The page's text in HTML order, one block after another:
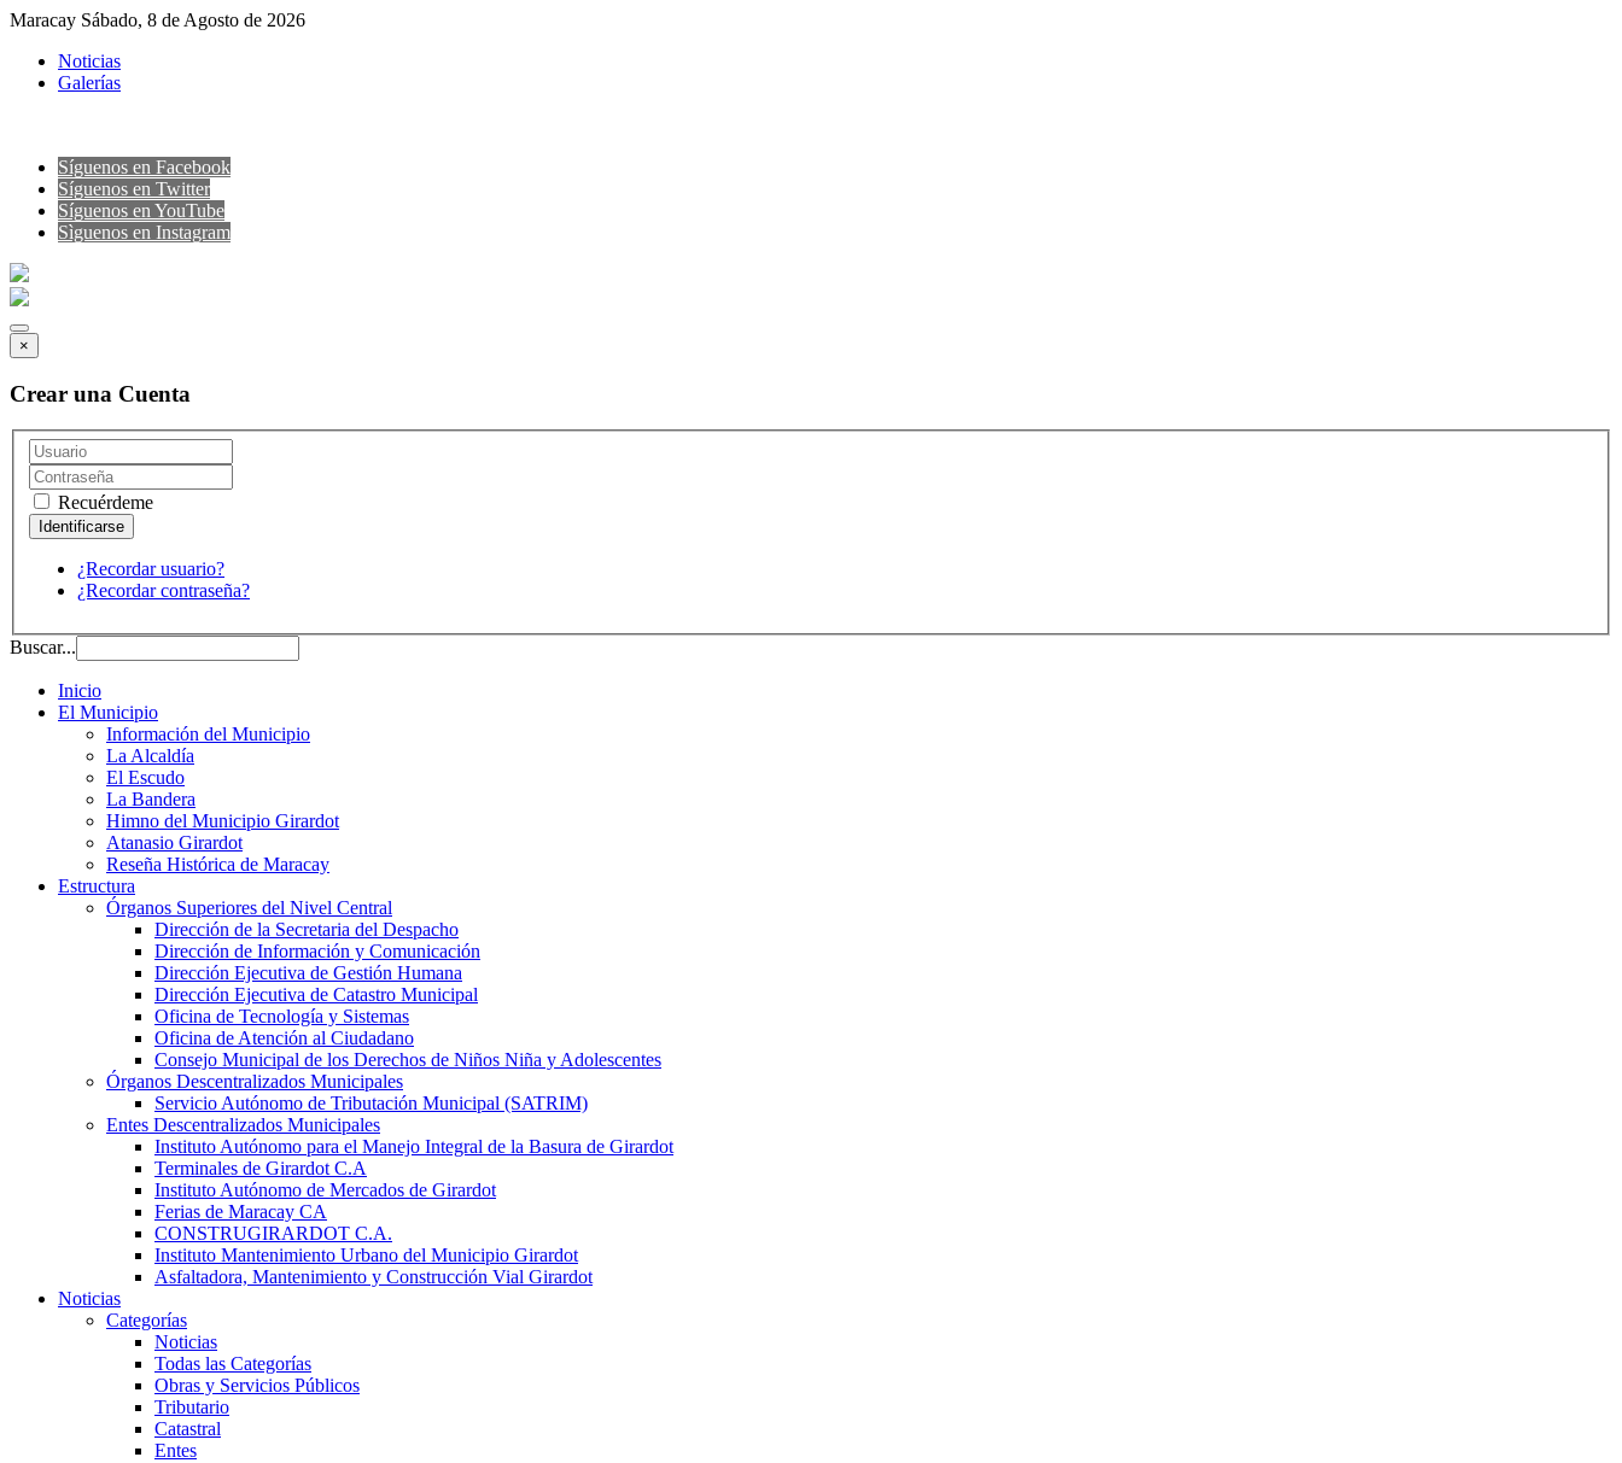
Maracay Sábado, 8 de Agosto de 2026
Noticias
Galerías
Síguenos en Facebook
Síguenos en Twitter
Síguenos en YouTube
Sìguenos en Instagram
×
Crear una Cuenta
Recuérdeme
¿Recordar usuario?
¿Recordar contraseña?
Buscar...
Inicio
El Municipio
Información del Municipio
La Alcaldía
El Escudo
La Bandera
Himno del Municipio Girardot
Atanasio Girardot
Reseña Histórica de Maracay
Estructura
Órganos Superiores del Nivel Central
Dirección de la Secretaria del Despacho
Dirección de Información y Comunicación
Dirección Ejecutiva de Gestión Humana
Dirección Ejecutiva de Catastro Municipal
Oficina de Tecnología y Sistemas
Oficina de Atención al Ciudadano
Consejo Municipal de los Derechos de Niños Niña y Adolescentes
Órganos Descentralizados Municipales
Servicio Autónomo de Tributación Municipal (SATRIM)
Entes Descentralizados Municipales
Instituto Autónomo para el Manejo Integral de la Basura de Girardot
Terminales de Girardot C.A
Instituto Autónomo de Mercados de Girardot
Ferias de Maracay CA
CONSTRUGIRARDOT C.A.
Instituto Mantenimiento Urbano del Municipio Girardot
Asfaltadora, Mantenimiento y Construcción Vial Girardot
Noticias
Categorías
Noticias
Todas las Categorías
Obras y Servicios Públicos
Tributario
Catastral
Entes